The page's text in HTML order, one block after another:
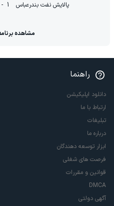
پالایش نفت بندرعباس 1
-
مشاهده
راهنما
دانلود اپلیکیشن
ارتباط با ما
تبلیغات
درباره ما
ابزار توسعه دهندگان
فرصت های شغلی
قوانین و مقررات
DMCA
آگهی دولتی